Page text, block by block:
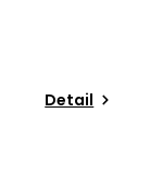
Detail